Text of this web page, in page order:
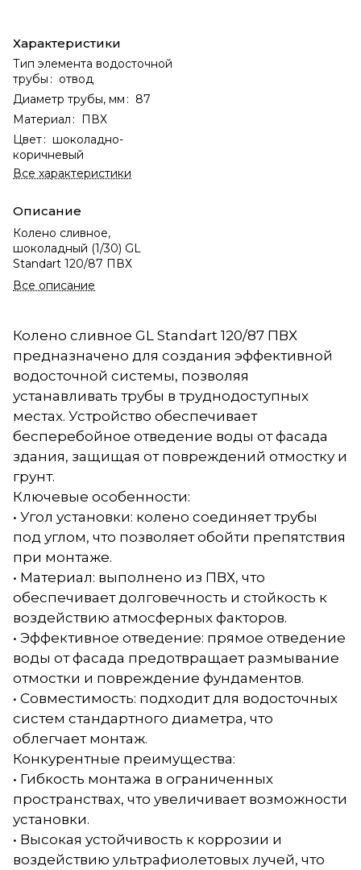
Характеристики
Тип элемента водосточной
трубы : отвод
Диаметр трубы, мм : 87
Материал : ПВХ
Цвет: шоколадно-
коричневый
Все характеристики
Описание
Колено сливное,
шоколадный (1/30) GL
Standart 120/87 ПВХ
Все описание
Колено сливное GL Standart 120/87 ПВХ
предназначено для создания эффективной
водосточной системы, позволяя
устанавливать трубы в труднодоступных
местах. Устройство обеспечивает
бесперебойное отведение воды от фасада
здания, защищая от повреждений отмостку и
грунт.
Ключевые особенности:
• Угол установки: колено соединяет трубы
под углом, что позволяет обойти препятствия
при монтаже.
• Материал: выполнено из ПВХ, что
обеспечивает долговечность и стойкость к
воздействию атмосферных факторов.
• Эффективное отведение: прямое отведение
воды от фасада предотвращает размывание
отмостки и повреждение фундаментов.
• Совместимость: подходит для водосточных
систем стандартного диаметра, что
облегчает монтаж.
Конкурентные преимущества:
• Гибкость монтажа в ограниченных
пространствах, что увеличивает возможности
установки.
• Высокая устойчивость к коррозии и
воздействию ультрафиолетовых лучей, что